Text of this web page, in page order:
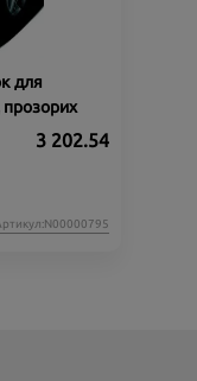
для
прозорих
3 202.54